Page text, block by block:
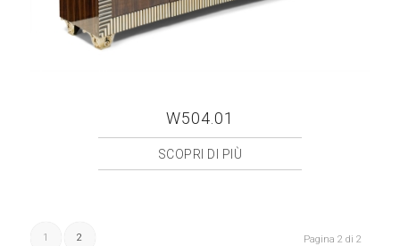
W504.01
SCOPRI DI PIÙ
1 2 Pagina 2 di 2